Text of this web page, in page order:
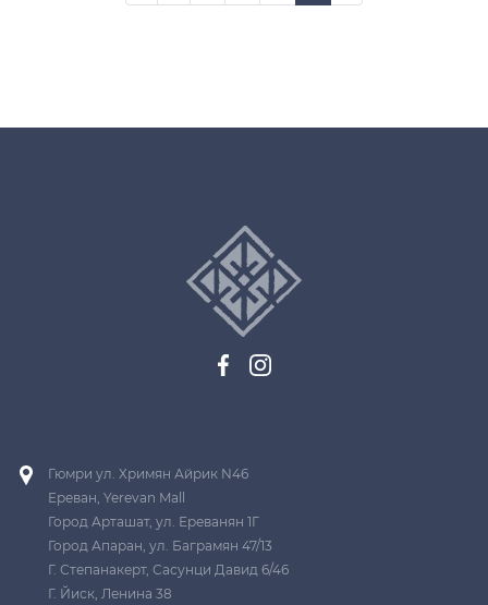
Гюмри ул. Хримян Айрик N46
Ереван, Yerevan Mall
Город Арташат, ул. Ереванян 1Г
Город Апаран, ул. Баграмян 47/13
Г. Степанакерт, Сасунци Давид 6/46
Г. Йиск, Ленина 38